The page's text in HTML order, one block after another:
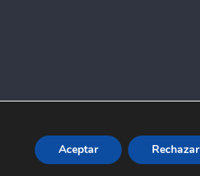
Aceptar Rechazar